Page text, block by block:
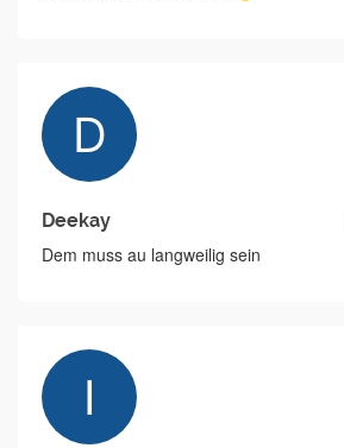
Deekay
Dem muss au langweilig sein